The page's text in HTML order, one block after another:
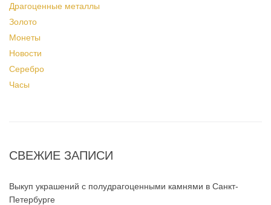
Драгоценные металлы
Золото
Монеты
Новости
Серебро
Часы
СВЕЖИЕ ЗАПИСИ
Выкуп украшений с полудрагоценными камнями в Санкт-
Петербурге